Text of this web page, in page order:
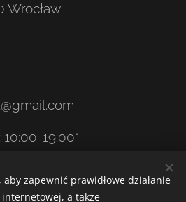
tętnicze (w
przypadkach),
żylaki w obrębie
Wrocław
19:00*
zapewnić prawidłowe działanie
a także